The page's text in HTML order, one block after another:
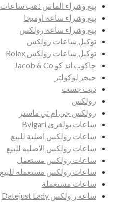
بيع وشراء الماس ذهب ساعات
بيع وشراء ساعة اوميجا
بيع وشراء ساعة رولكس
توكيل ساعات رولكس
توكيل ساعات رولكس Rolex
جاكوب اند كو Jacob & Co
جيجر لوكولتر
ديت جست
رولكس
رولكس جي ام تي ماستر
ساعات بولغرى Bvlgari
ساعات رولكس اصلية للبيع
ساعات رولكس الاصليه للبيع
ساعات رولكس مستعمل
ساعات رولكس مستعمله للبيع
ساعات مستعملة
ساعة ر ولكس Datejust Lady